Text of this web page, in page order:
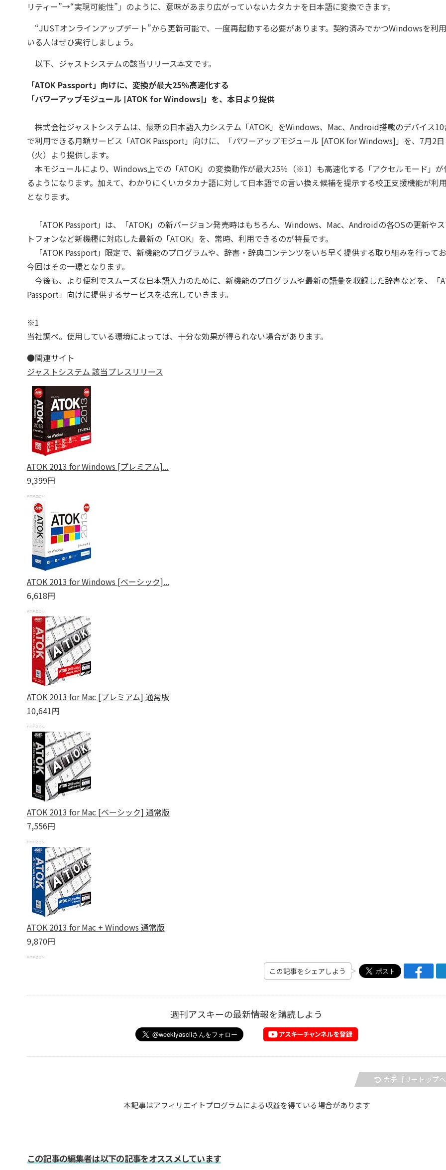
リティー”→“実現可能性”」のように、意味があまり広がっていないカタカナを日本語に変換できます。
“JUSTオンラインアップデート”から更新可能で、一度再起動する必要があります。契約済みでかつWindowsを利
いる人はぜひ実行しましょう。
以下、ジャストシステムの該当リリース本文です。
「ATOK Passport」向けに、変換が最大25％高速化する
「パワーアップモジュール [ATOK for Windows]」を、本日より提供
株式会社ジャストシステムは、最新の日本語入力システム「ATOK」をWindows、Mac、Android搭載のデバイス
で利用できる月額サービス「ATOK Passport」向けに、「パワーアップモジュール [ATOK for Windows]」を、7月2日
（火）より提供します。
本モジュールにより、Windows上での「ATOK」の変換動作が最大25％（※1）も高速化する「アクセルモード」が
るようになります。加えて、わかりにくいカタカナ語に対して日本語での言い換え候補を提示する校正支援機能が利
となります。
「ATOK Passport」は、「ATOK」の新バージョン発売時はもちろん、Windows、Mac、Androidの各OSの更新や
トフォンなど新機種に対応した最新の「ATOK」を、常時、利用できるのが特長です。
「ATOK Passport」限定で、新機能のプログラムや、辞書・辞典コンテンツをいち早く提供する取り組みを行って
今回はその一環となります。
今後も、より便利でスムーズな日本語入力のために、新機能のプログラムや最新の語彙を収録した辞書などを、「
Passport」向けに提供するサービスを拡充していきます。
※1
当社調べ。使用している環境によっては、十分な効果が得られない場合があります。
●関連サイト
ジャストシステム 該当プレスリリース
ATOK 2013 for Windows [プレミアム]...
9,399円
ATOK 2013 for Windows [ベーシック]...
6,618円
ATOK 2013 for Mac [プレミアム] 通常版
10,641円
ATOK 2013 for Mac [ベーシック] 通常版
7,556円
ATOK 2013 for Mac + Windows 通常版
9,870円
この記事をシェアしよう
週刊アスキーの最新情報を購読しよう
カテゴリートップへ
本記事はアフィリエイトプログラムによる収益を得ている場合があります
この記事の編集者は以下の記事をオススメしています